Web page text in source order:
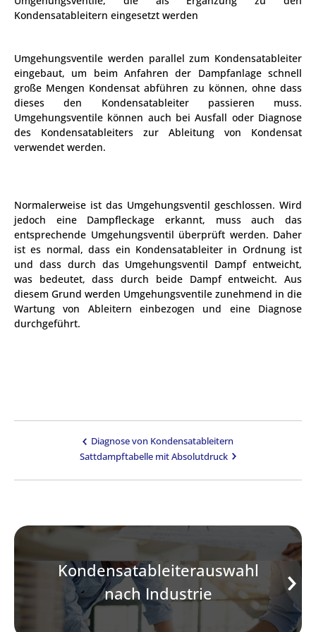
Auswahl eines Kondensatableitermodells
Verrohrung auf der Sekundärseite von Kondensatableitern
Angemessene Dampfversorgung der Dampfgeräte
Beispiele für die Kondensatrückspeisung
Kondensatheber
Zweck der Überprüfung von Kondensatableitern
Diagnose von Kondensatableitern
Überprüfung der Umgehungsventile
Dampftabellen
Kondensatableitern eingesetzt werden
Umgehungsventile werden parallel zum Kondensatableiter
eingebaut, um beim Anfahren der Dampfanlage schnell
große Mengen Kondensat abführen zu können, ohne dass
dieses den Kondensatableiter passieren muss.
Umgehungsventile können auch bei Ausfall oder Diagnose
des Kondensatableiters zur Ableitung von Kondensat
verwendet werden.
Normalerweise ist das Umgehungsventil geschlossen. Wird
jedoch eine Dampfleckage erkannt, muss auch das
entsprechende Umgehungsventil überprüft werden. Daher
ist es normal, dass ein Kondensatableiter in Ordnung ist
und dass durch das Umgehungsventil Dampf entweicht,
was bedeutet, dass durch beide Dampf entweicht. Aus
diesem Grund werden Umgehungsventile zunehmend in die
Wartung von Ableitern einbezogen und eine Diagnose
durchgeführt.
Diagnose von Kondensatableitern
Sattdampftabelle mit Absolutdruck
Kondensatableiterauswahl
nach Industrie